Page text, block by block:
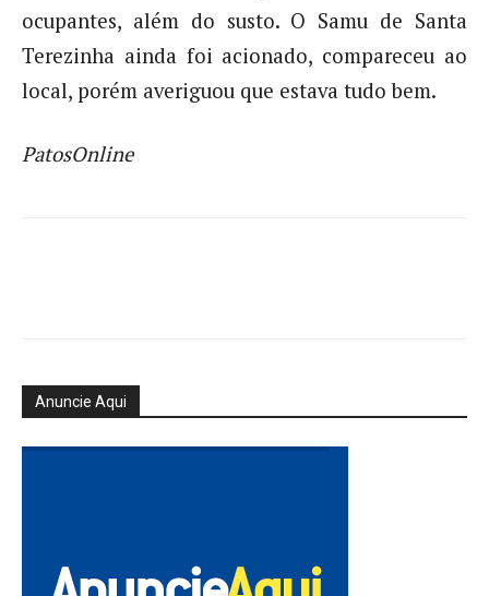
ocupantes, além do susto. O Samu de Santa
Terezinha ainda foi acionado, compareceu ao
local, porém averiguou que estava tudo bem.
PatosOnline
Anuncie Aqui